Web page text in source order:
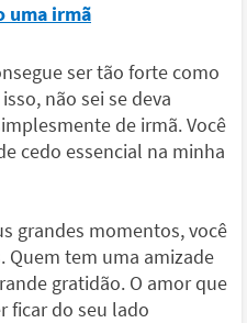
uma irmã
ser tão forte como
não sei se deva
de irmã. Você
cedo essencial na minha
grandes momentos, você
Quem tem uma amizade
gratidão. O amor que
ficar do seu lado